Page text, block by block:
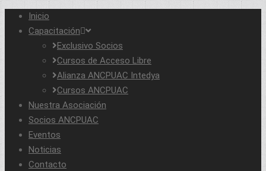
Inicio
Capacitación
Exclusivo Socios
Cursos de Acceso Libre
Alianza ANCPUAC Intedya
Cursos ANCPUAC
Nuestra Asociación
Socios ANCPUAC
Eventos
Noticias
Contacto